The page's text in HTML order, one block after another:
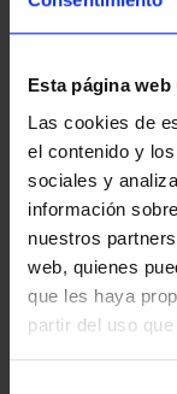
Esta página
Las cookies de
el contenido y
sociales y
información
nuestros
web, quienes
que les haya
partir del uso
425 ANIV
(2024)
153,00 €